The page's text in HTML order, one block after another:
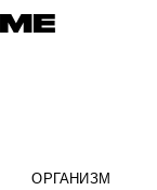
ОРГАНИЗМ